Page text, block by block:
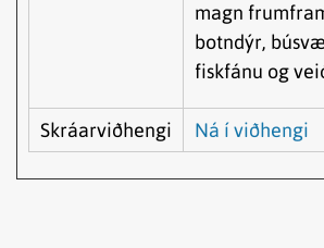
magn
botndýr,
fiskfánu og
Skráarviðhengi Ná í viðhengi